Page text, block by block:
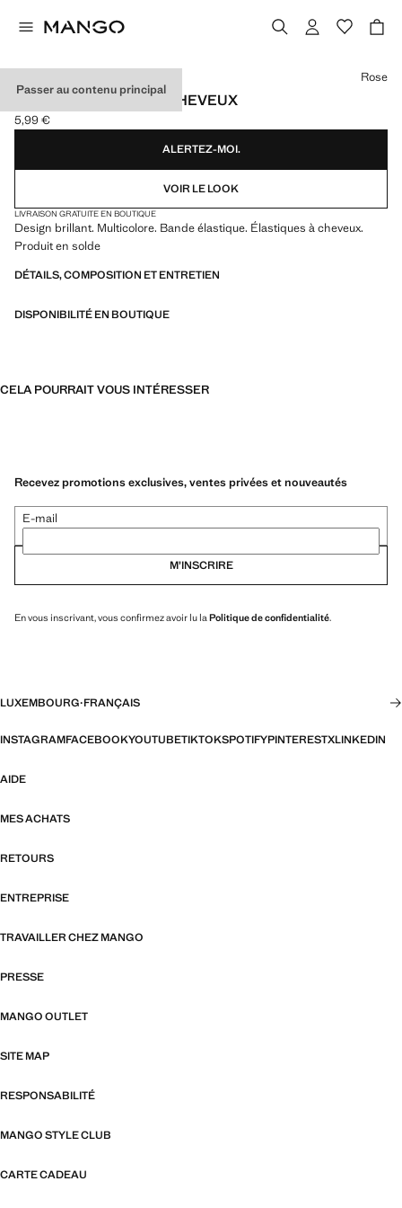
Passer au contenu principal
PACK ÉLASTIQUES À CHEVEUX
Prix actuel [5,99 € ]
5,99 €
Choisissez une couleur
Rose
ALERTEZ-MOI.
VOIR LE LOOK
LIVRAISON GRATUITE EN BOUTIQUE
Design brillant. Multicolore. Bande élastique. Élastiques à cheveux.
Produit en solde
DÉTAILS, COMPOSITION ET ENTRETIEN
DISPONIBILITÉ EN BOUTIQUE
CELA POURRAIT VOUS INTÉRESSER
Recevez promotions exclusives, ventes privées et nouveautés
E-mail
M’INSCRIRE
En vous inscrivant, vous confirmez avoir lu la Politique de confidentialité.
LUXEMBOURG·FRANÇAIS
INSTAGRAMFACEBOOKYOUTUBETIKTOKSPOTIFYPINTERESTXLINKEDIN
AIDE
MES ACHATS
RETOURS
ENTREPRISE
TRAVAILLER CHEZ MANGO
PRESSE
MANGO OUTLET
SITE MAP
RESPONSABILITÉ
MANGO STYLE CLUB
CARTE CADEAU